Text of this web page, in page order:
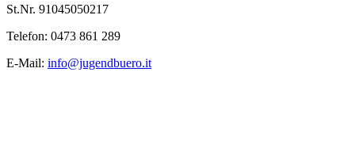
St.Nr. 91045050217
Telefon: 0473 861 289
E-Mail: info@jugendbuero.it